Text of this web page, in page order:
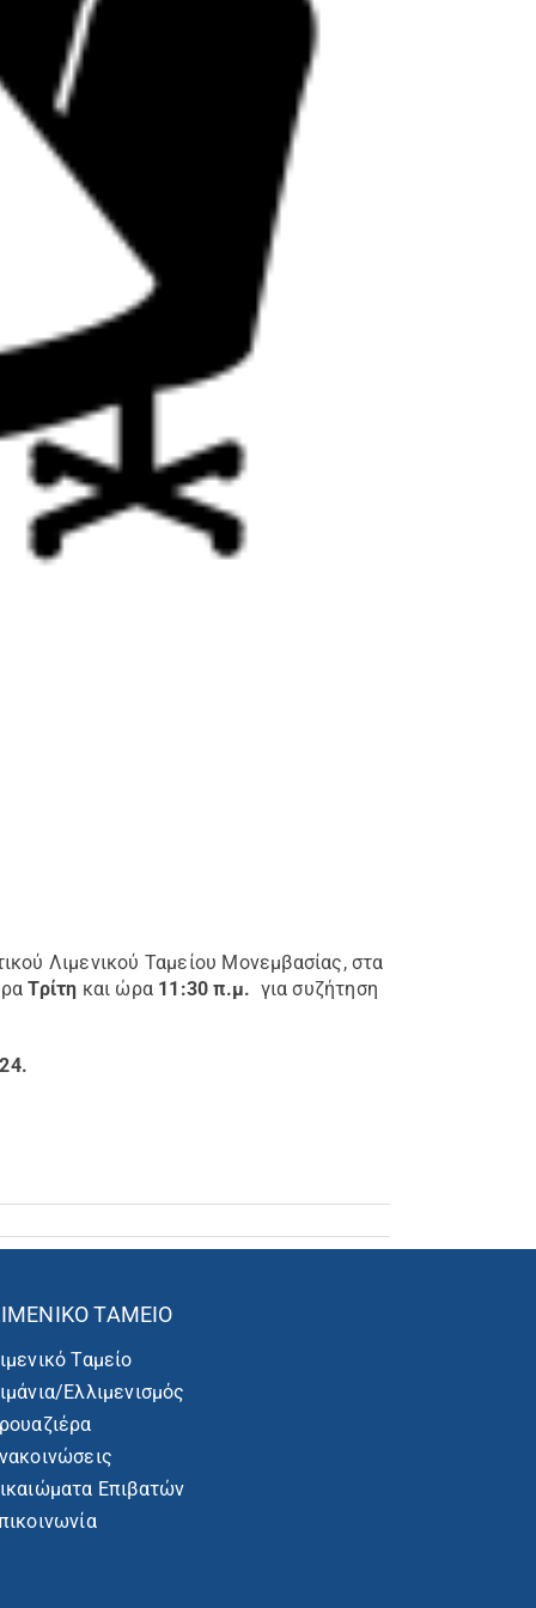
Λιμενικού Ταμείου Μονεμβασίας, στα
Τρίτη και ώρα 11:30 π.μ. για συζήτηση
ΤΑΜΕΊΟ
Ταμείο
Ελλιμενισμός
Επιβατών